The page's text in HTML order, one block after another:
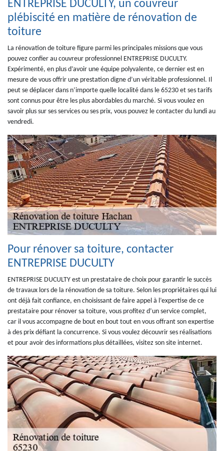
ENTREPRISE DUCULTY, un couvreur
plébiscité en matière de rénovation de
toiture
La rénovation de toiture figure parmi les principales missions que vous
pouvez confier au couvreur professionnel ENTREPRISE DUCULTY.
Expérimenté, en plus d’avoir une équipe polyvalente, ce dernier est en
mesure de vous offrir une prestation digne d’un véritable professionnel. Il
peut se déplacer dans n’importe quelle localité dans le 65230 et ses tarifs
sont connus pour être les plus abordables du marché. Si vous voulez en
savoir plus sur ses services ou ses prix, vous pouvez le contacter du lundi au
vendredi.
Pour rénover sa toiture, contacter
ENTREPRISE DUCULTY
ENTREPRISE DUCULTY est un prestataire de choix pour garantir le succès
de travaux lors de la rénovation de sa toiture. Selon les propriétaires qui lui
ont déjà fait confiance, en choisissant de faire appel à l’expertise de ce
prestataire pour rénover sa toiture, vous profitez d’un service complet,
car il vous accompagne de bout en bout tout en vous offrant son expertise
à des prix défiant la concurrence. Si vous voulez découvrir ses réalisations
et pour avoir des informations plus détaillées, visitez son site internet.